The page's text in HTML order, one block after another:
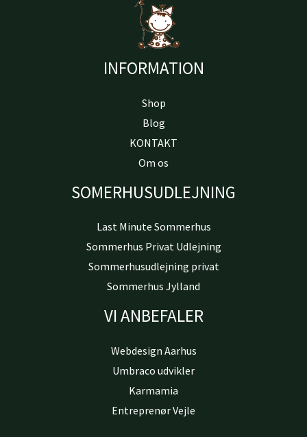
INFORMATION
Shop
Blog
KONTAKT
Om os
SOMERHUSUDLEJNING
Last Minute Sommerhus
Sommerhus Privat Udlejning
Sommerhusudlejning privat
Sommerhus Jylland
VI ANBEFALER
Webdesign Aarhus
Umbraco udvikler
Karmamia
Entreprenør Vejle